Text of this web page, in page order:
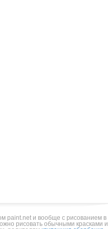
paint.net и вообще с рисованием в
рисовать обычными красками и